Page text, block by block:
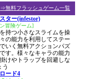
⇒無料フラッシュゲーム一覧
ター(infestor)
冒険ゲーム]
持つ小さなスライムを操
の能力を利用してステー
いく無料アクションパズ
す。様々なキャラの能力
けやトラップを回避しな
う
ード4